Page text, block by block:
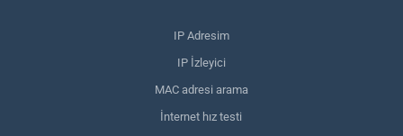
IP Adresim
IP İzleyici
MAC adresi arama
İnternet hız testi